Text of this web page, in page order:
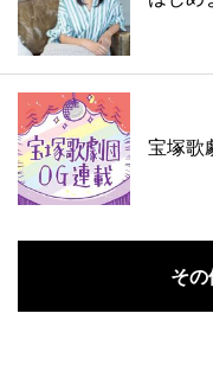
宝塚歌
そ